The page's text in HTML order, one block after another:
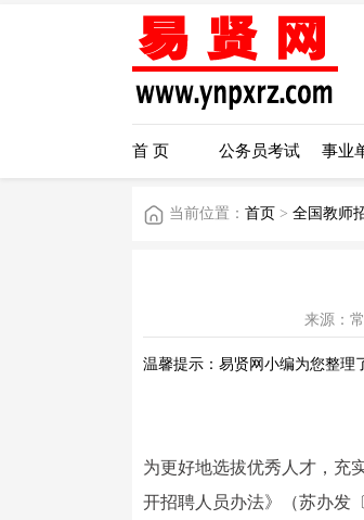
首 页 公务员考试 事业
当前位置： 首页 > 全国教师
来源：
温馨提示：易贤网小编为您整理
为更好地选拔优秀人才，充
开招聘人员办法》（苏办发